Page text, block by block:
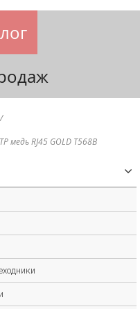
/
медь RJ45 GOLD T568B